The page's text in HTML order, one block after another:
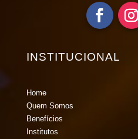
INSTITUCIONAL
Home
Quem Somos
Benefícios
Institutos